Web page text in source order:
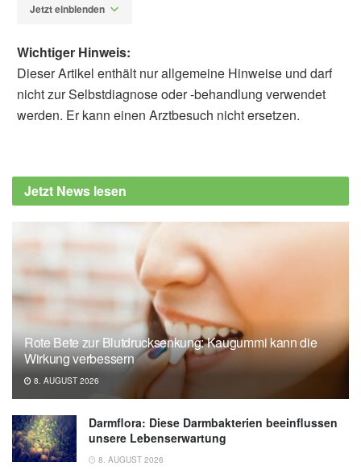
Jetzt einblenden
Lebensmittelsicherheit: Rückruf Ming Chu
Sushi-Reis (veröffentlicht: 18.02.2021),
Wichtiger Hinweis:
Dieser Artikel enthält nur allgemeine Hinweise und darf
nicht zur Selbstdiagnose oder -behandlung verwendet
werden. Er kann einen Arztbesuch nicht ersetzen.
Jetzt News lesen
Rote Bete zur Blutdrucksenkung: Kaugummi kann die
Wirkung verbessern
8. AUGUST 2026
Darmflora: Diese Darmbakterien beeinflussen
unsere Lebenserwartung
8. AUGUST 2026